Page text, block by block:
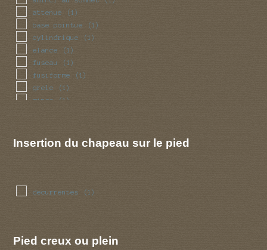
attenue (1)
base pointue (1)
cylindrique (1)
elance (1)
fuseau (1)
fusiforme (1)
grele (1)
mince (1)
Insertion du chapeau sur le pied
decurrentes (1)
Pied creux ou plein